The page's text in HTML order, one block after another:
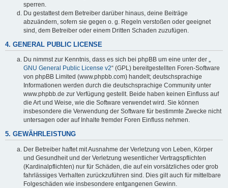
sperren.
Du gestattest dem Betreiber darüber hinaus, deine Beiträge
abzuändern, sofern sie gegen o. g. Regeln verstoßen oder geeignet
sind, dem Betreiber oder einem Dritten Schaden zuzufügen.
4. GENERAL PUBLIC LICENSE
Du nimmst zur Kenntnis, dass es sich bei phpBB um eine unter der „
GNU General Public License v2“ (GPL) bereitgestellten Foren-Software
von phpBB Limited (www.phpbb.com) handelt; deutschsprachige
Informationen werden durch die deutschsprachige Community unter
www.phpbb.de zur Verfügung gestellt. Beide haben keinen Einfluss auf
die Art und Weise, wie die Software verwendet wird. Sie können
insbesondere die Verwendung der Software für bestimmte Zwecke nicht
untersagen oder auf Inhalte fremder Foren Einfluss nehmen.
5. GEWÄHRLEISTUNG
Der Betreiber haftet mit Ausnahme der Verletzung von Leben, Körper
und Gesundheit und der Verletzung wesentlicher Vertragspflichten
(Kardinalpflichten) nur für Schäden, die auf ein vorsätzliches oder grob
fahrlässiges Verhalten zurückzuführen sind. Dies gilt auch für mittelbare
Folgeschäden wie insbesondere entgangenen Gewinn.